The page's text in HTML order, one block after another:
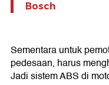
Bosch
Sementara untuk
pedesaan, harus
Jadi sistem ABS di